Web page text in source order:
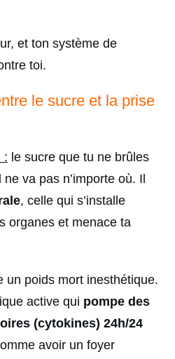
et ton système de
toi.
le sucre et la prise
: le sucre que tu ne brûles
va pas n’importe où. Il
, celle qui s’installe
organes et menace ta
un poids mort inesthétique.
active qui pompe des
(cytokines) 24h/24
avoir un foyer